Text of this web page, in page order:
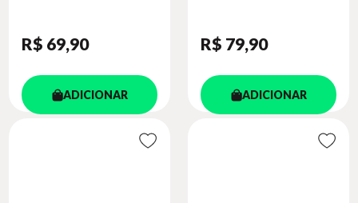
R$ 69,90
ADICIONAR
R$ 79,90
ADICIONAR